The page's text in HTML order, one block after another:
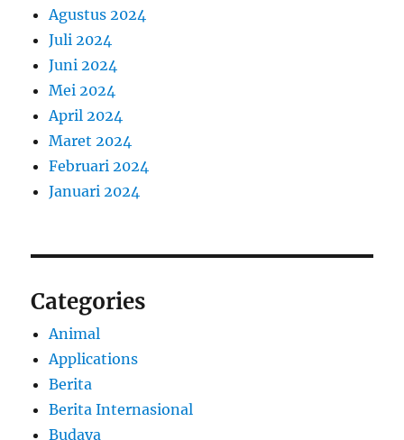
Agustus 2024
Juli 2024
Juni 2024
Mei 2024
April 2024
Maret 2024
Februari 2024
Januari 2024
Categories
Animal
Applications
Berita
Berita Internasional
Budaya